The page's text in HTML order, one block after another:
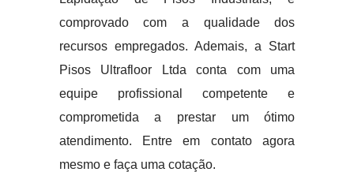
comprovado com a qualidade dos
recursos empregados. Ademais, a Start
Pisos Ultrafloor Ltda conta com uma
equipe profissional competente e
comprometida a prestar um ótimo
atendimento. Entre em contato agora
mesmo e faça uma cotação.